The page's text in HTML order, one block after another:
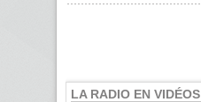
LA RADIO EN VIDÉOS